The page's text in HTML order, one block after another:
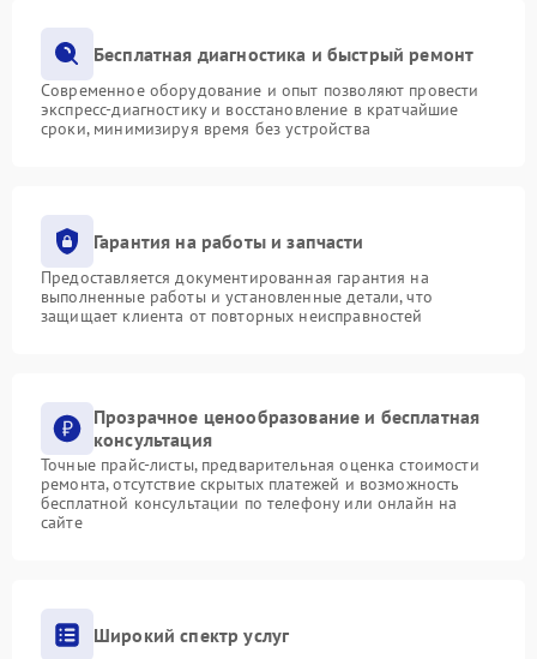
Бесплатная диагностика и быстрый ремонт
Современное оборудование и опыт позволяют провести
экспресс-диагностику и восстановление в кратчайшие
сроки, минимизируя время без устройства
Гарантия на работы и запчасти
Предоставляется документированная гарантия на
выполненные работы и установленные детали, что
защищает клиента от повторных неисправностей
Прозрачное ценообразование и бесплатная
консультация
Точные прайс-листы, предварительная оценка стоимости
ремонта, отсутствие скрытых платежей и возможность
бесплатной консультации по телефону или онлайн на
сайте
Широкий спектр услуг